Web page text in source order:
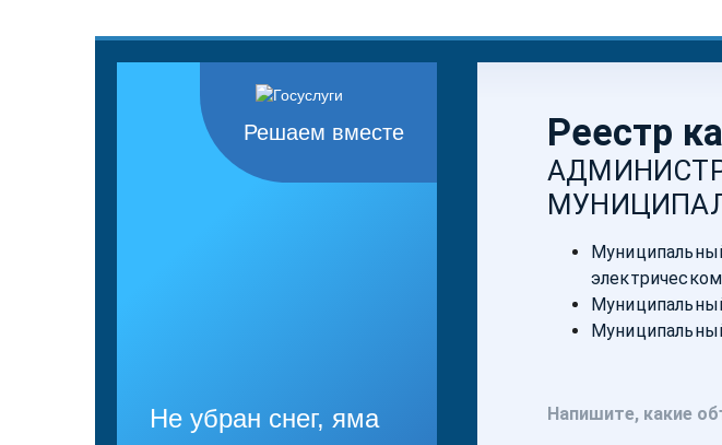
Решаем вместе
Не убран снег, яма